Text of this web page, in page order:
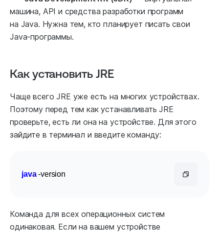
машина, API и средства разработки программ
на Java. Нужна тем, кто планирует писать свои
Java-программы.
Как установить JRE
Чаще всего JRE уже есть на многих устройствах.
Поэтому перед тем как устанавливать JRE
проверьте, есть ли она на устройстве. Для этого
зайдите в терминал и введите команду:
java -version
Команда для всех операционных систем
одинаковая. Если на вашем устройстве